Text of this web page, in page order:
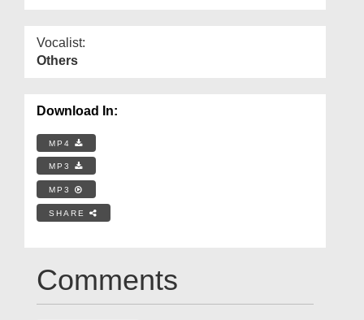
Vocalist:
Others
Download In:
MP4
MP3
MP3
SHARE
Comments